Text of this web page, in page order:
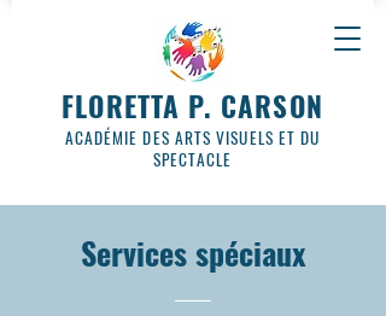
FLORETTA P. CARSON
ACADÉMIE DES ARTS VISUELS ET DU
SPECTACLE
Services spéciaux